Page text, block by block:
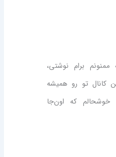
برام نوشتی،
کانال تو رو همیشه
که اون‌جا